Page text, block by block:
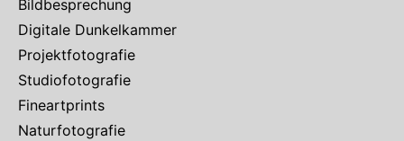
Bildbesprechung
Digitale Dunkelkammer
Projektfotografie
Studiofotografie
Fineartprints
Naturfotografie